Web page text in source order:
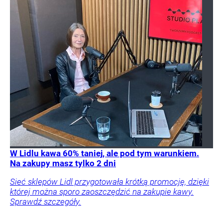
W Lidlu kawa 60% taniej, ale pod tym warunkiem.
Na zakupy masz tylko 2 dni
Sieć sklepów Lidl przygotowała krótką promocję, dzięki
której można sporo zaoszczędzić na zakupie kawy.
Sprawdź szczegóły.